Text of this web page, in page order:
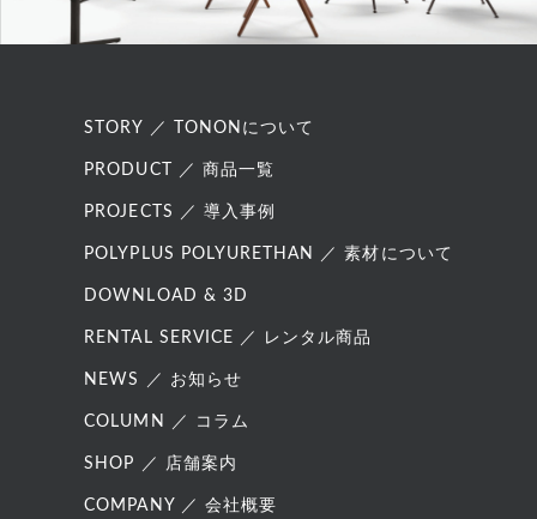
STORY ／ TONONについて
PRODUCT ／ 商品一覧
PROJECTS ／ 導入事例
POLYPLUS POLYURETHAN ／ 素材について
DOWNLOAD & 3D
RENTAL SERVICE ／ レンタル商品
NEWS ／ お知らせ
COLUMN ／ コラム
SHOP ／ 店舗案内
COMPANY ／ 会社概要